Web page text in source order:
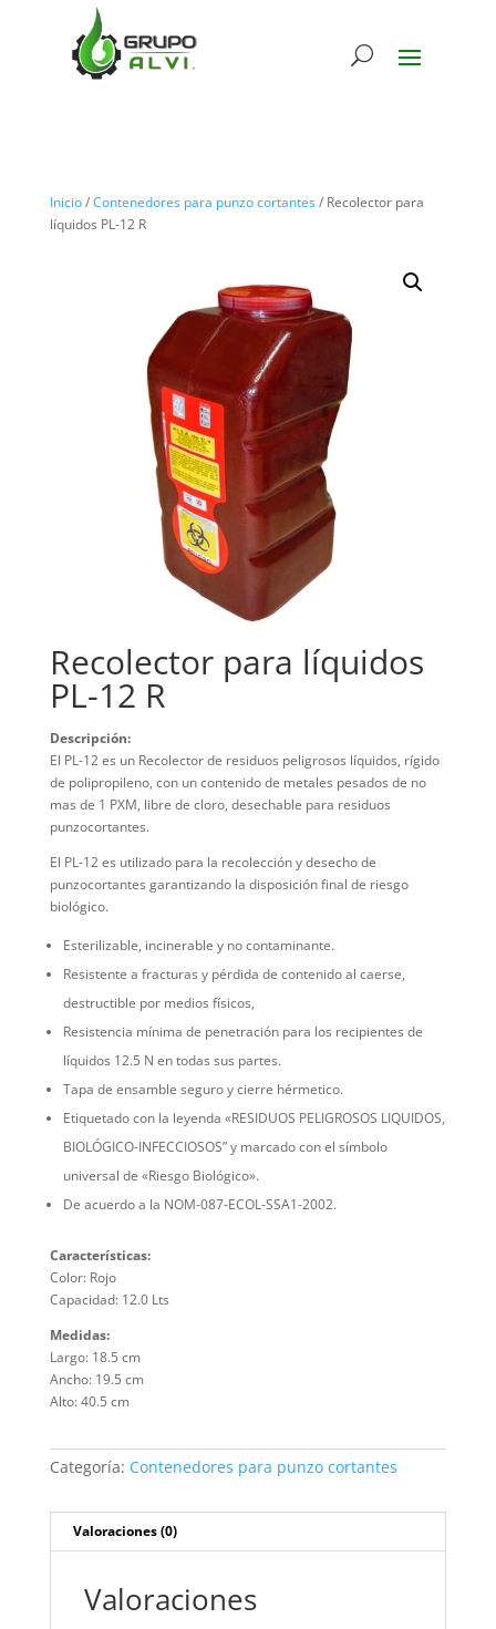
Inicio/Contenedores para punzo cortantes/ Recolector para
líquidos PL-12 R
Recolector para líquidos
PL-12 R
Descripción:
El PL-12 es un Recolector de residuos peligrosos líquidos, rígido
de polipropileno, con un contenido de metales pesados de no
mas de 1 PXM, libre de cloro, desechable para residuos
punzocortantes.
El PL-12 es utilizado para la recolección y desecho de
punzocortantes garantizando la disposición final de riesgo
biológico.
Esterilizable, incinerable y no contaminante.
Resistente a fracturas y pérdida de contenido al caerse,
destructible por medios físicos,
Resistencia mínima de penetración para los recipientes de
líquidos 12.5 N en todas sus partes.
Tapa de ensamble seguro y cierre hérmetico.
Etiquetado con la leyenda «RESIDUOS PELIGROSOS LIQUIDOS,
BIOLÓGICO-INFECCIOSOS” y marcado con el símbolo
universal de «Riesgo Biológico».
De acuerdo a la NOM-087-ECOL-SSA1-2002.
Características:
Color: Rojo
Capacidad: 12.0 Lts
Medidas:
Largo: 18.5 cm
Ancho: 19.5 cm
Alto: 40.5 cm
Categoría: Contenedores para punzo cortantes
Valoraciones (0)
Valoraciones